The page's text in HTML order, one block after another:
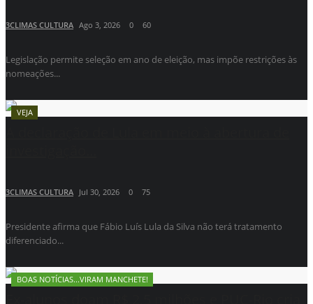
3CLIMAS CULTURA Ago 3, 2026 0 60
Legislação permite seleção em ano de eleição, mas impõe restrições às
nomeações...
VEJA
3CLIMAS CULTURA Jul 30, 2026 0 75
Presidente afirma que Fábio Luís Lula da Silva não terá tratamento
diferenciado...
BOAS NOTÍCIAS...VIRAM MANCHETE!